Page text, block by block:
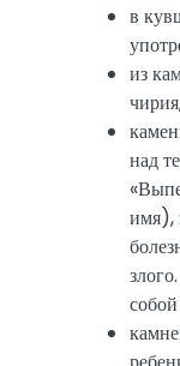
в
из
над
имя),